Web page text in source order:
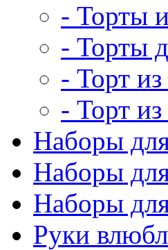
- Торты
- Торты
- Торт
- Торт
Наборы
Наборы
Наборы
Руки